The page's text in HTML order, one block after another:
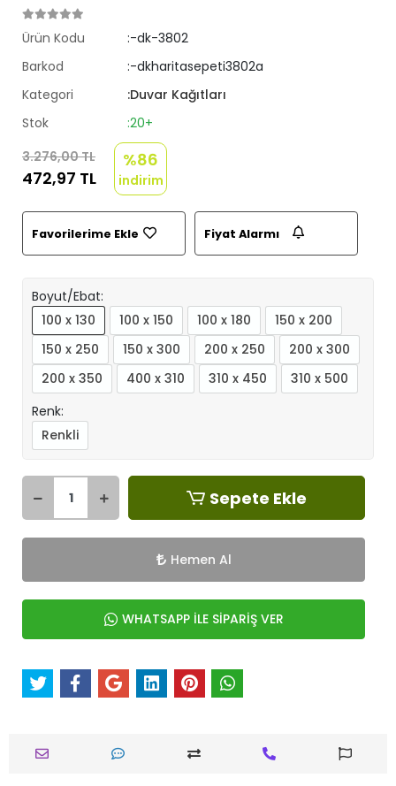
Ürün Kodu
:-dk-3802
Barkod
:-dkharitasepeti3802a
Kategori
:Duvar Kağıtları
Stok
:20+
3.276,00 TL
472,97 TL
%86
indirim
Favorilerime Ekle Fiyat Alarmı
Boyut/Ebat:
100 x 130
100 x 150 100 x 180
150 x 200
150 x 250
150 x 300 200 x 250
200 x 300
200 x 350
400 x 310 310 x 450
310 x 500
Renk:
Renkli
Sepete Ekle
Hemen Al
WHATSAPP İLE SİPARİŞ VER